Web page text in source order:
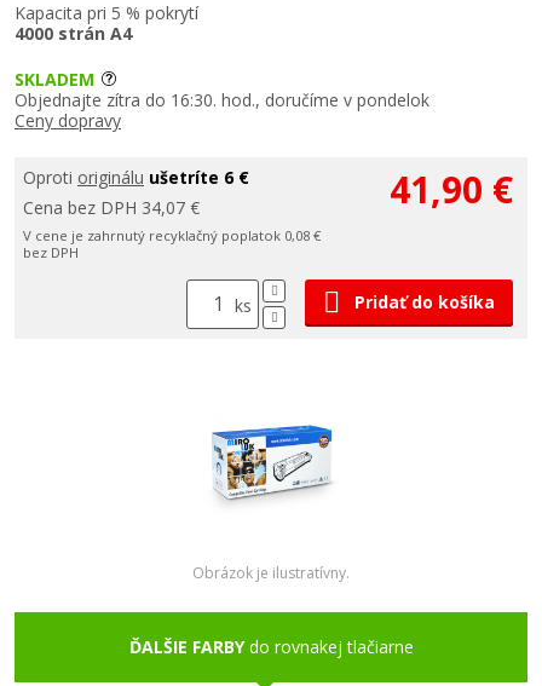
Kapacita pri 5 % pokrytí
4000 strán A4
SKLADEM
Objednajte zítra do 16:30. hod., doručíme v pondelok
Ceny dopravy
Oproti originálu ušetríte 6 €
Cena bez DPH 34,07 €
V cene je zahrnutý recyklačný poplatok 0,08 €
bez DPH
41,90 €
ks Pridať do košíka
Obrázok je ilustratívny.
ĎALŠIE FARBYdo rovnakej tlačiarne